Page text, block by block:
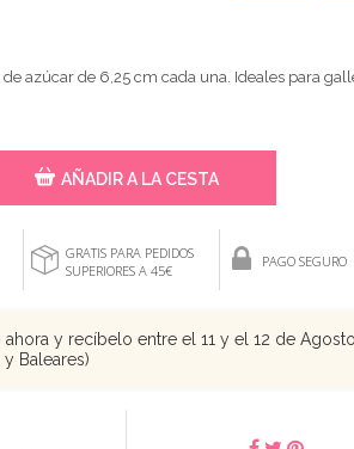
azúcar de 6,25 cm cada una. Ideales para
AÑADIR A LA CESTA
GRATIS PARA PEDIDOS
SUPERIORES A 45€
PAGO SEGURO
ahora y recíbelo entre el 11 y el 12 de Agosto
Baleares)